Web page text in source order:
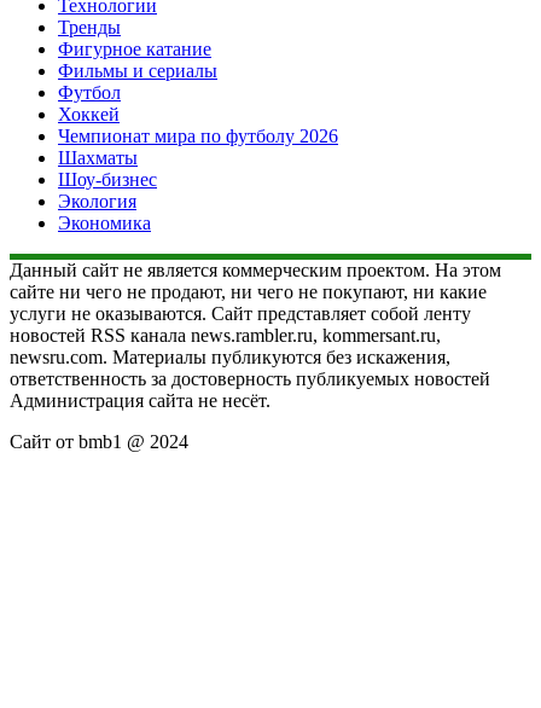
Технологии
Тренды
Фигурное катание
Фильмы и сериалы
Футбол
Хоккей
Чемпионат мира по футболу 2026
Шахматы
Шоу-бизнес
Экология
Экономика
Данный сайт не является коммерческим проектом. На этом
сайте ни чего не продают, ни чего не покупают, ни какие
услуги не оказываются. Сайт представляет собой ленту
новостей RSS канала news.rambler.ru, kommersant.ru,
newsru.com. Материалы публикуются без искажения,
ответственность за достоверность публикуемых новостей
Администрация сайта не несёт.
Сайт от bmb1 @ 2024